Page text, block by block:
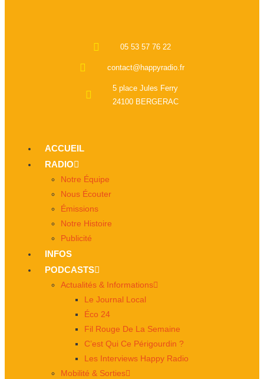
05 53 57 76 22
contact@happyradio.fr
5 place Jules Ferry
24100 BERGERAC
ACCUEIL
RADIO
Notre Équipe
Nous Écouter
Émissions
Notre Histoire
Publicité
INFOS
PODCASTS
Actualités & Informations
Le Journal Local
Éco 24
Fil Rouge De La Semaine
C’est Qui Ce Périgourdin ?
Les Interviews Happy Radio
Mobilité & Sorties